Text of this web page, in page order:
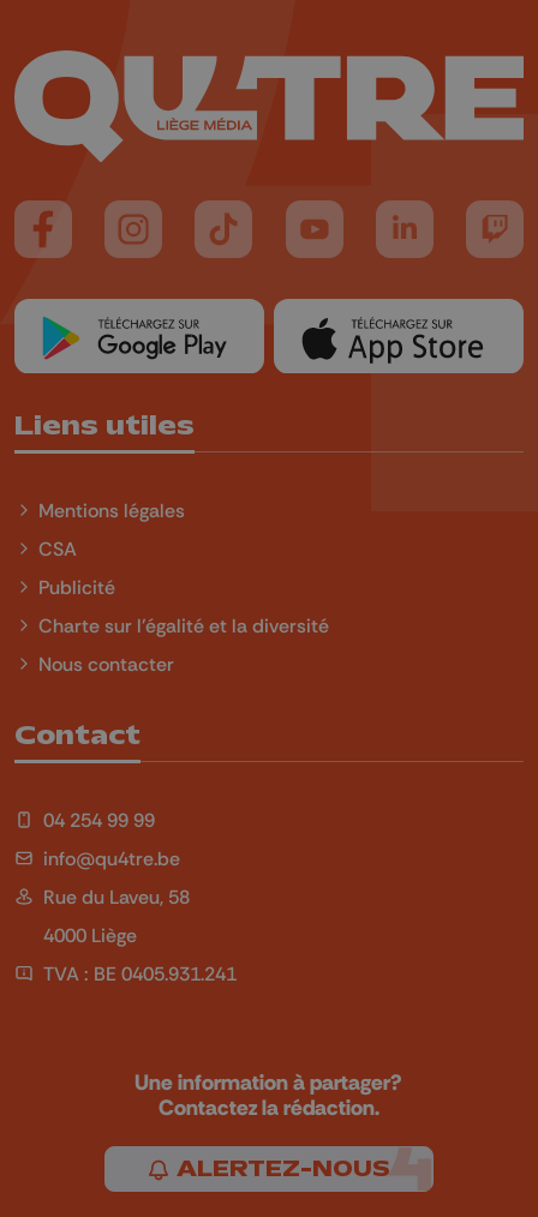
Suivez-nous sur FaceBook
Suivez-nous sur Instagram
Suivez-nous sur TikTok
Suivez-nous sur YouTube
Suivez-nous
Liens utiles
Mentions légales
CSA
Publicité
Charte sur l'égalité et la diversité
Nous contacter
Contact
04 254 99 99
info@qu4tre.be
Rue du Laveu, 58
4000 Liège
TVA : BE 0405.931.241
Une information à partager?
Contactez la rédaction.
ALERTEZ-NOUS